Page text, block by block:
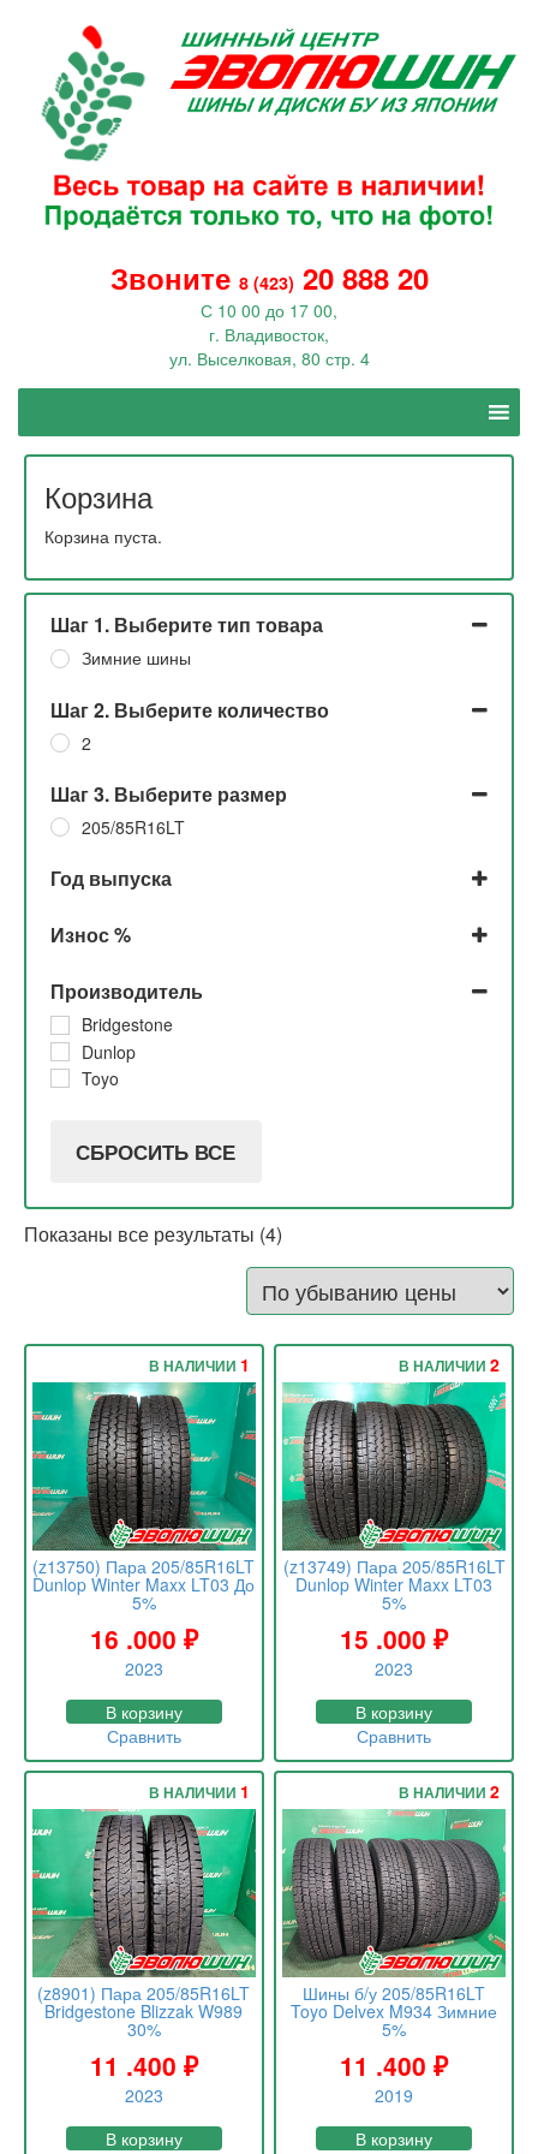
Звоните 8 (423) 20 888 20
С 10 00 до 17 00,
г. Владивосток,
ул. Выселковая, 80 стр. 4
Корзина
Корзина пуста.
Шаг 1. Выберите тип товара
Зимние шины
Шаг 2. Выберите количество
2
Шаг 3. Выберите размер
205/85R16LT
Год выпуска
2019
Износ %
5%
30%
Производитель
Bridgestone
Dunlop
Toyo
СБРОСИТЬ ВСЕ
Показаны все результаты (4)
(z13750) Пара 205/85R16LT
Dunlop Winter Maxx LT03 До
5%
16 .000 ₽
2023
В НАЛИЧИИ 1
В корзину
Сравнить
(z13749) Пара 205/85R16LT
Dunlop Winter Maxx LT03
5%
15 .000₽
2023
В НАЛИЧИИ 2
В корзину
Сравнить
(z8901) Пара 205/85R16LT
Bridgestone Blizzak W989
30%
11 .400 ₽
2023
В НАЛИЧИИ 1
В корзину
Шины б/у 205/85R16LT
Toyo Delvex M934 Зимние
5%
11 .400₽
2019
В НАЛИЧИИ 2
В корзину